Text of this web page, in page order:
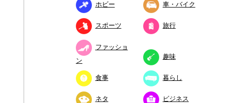
ホビー 車・バイク
スポーツ 旅行
ファッショ
ン
趣味
食事 暮らし
ネタ ビジネス